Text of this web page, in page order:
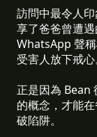
訪問中最令人
享了爸爸曾遭
WhatsApp 聲
受害人放下戒心
正是因為 Bean
的概念，才能
破陷阱。